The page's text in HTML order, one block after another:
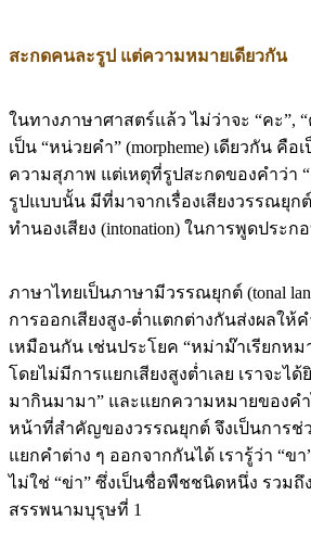
สะกดคนละรูป แต่ความหมายเดียวกัน
ในทางภาษาศาสตร์แล้ว ไม่ว่าจะ “คะ”,
เป็น “หน่วยคำ” (morpheme) เดียวกัน คื
ความสุภาพ แต่เหตุที่รูปสะกดของคำว่า
รูปแบบนั้น มีที่มาจากเรื่องเสียงวรรณยุก
ทำนองเสียง (intonation) ในการพูดประก
ภาษาไทยเป็นภาษามีวรรณยุกต์ (tonal
การออกเสียงสูง-ต่ำแตกต่างกันส่งผลให้
เหมือนกัน เช่นประโยค “หม่าม๊าเรียกห
โดยไม่มีการแยกเสียงสูงต่ำเลย เราจะไ
มากินมามา” และแยกความหมายของค
หน้าที่สำคัญของวรรณยุกต์ จึงเป็นการช่ว
แยกคำต่าง ๆ ออกจากกันได้ เรารู้ว่า “ข
ไม่ใช่ “ข่า” ซึ่งเป็นชื่อพืชชนิดหนึ่ง รวมถึ
สรรพนามบุรุษที่ 1